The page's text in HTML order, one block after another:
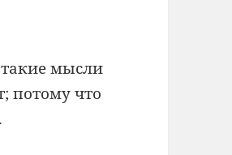
такие мысли
потому что